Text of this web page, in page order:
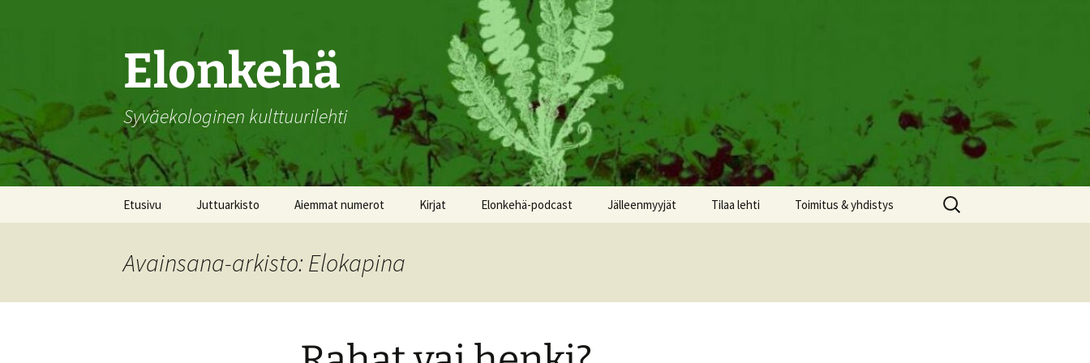
Elonkehä
Syväekologinen kulttuurilehti
Etusivu Juttuarkisto Aiemmat numerot
Vuosi 2023
Kirjat Elonkehä-podcast Jälleenmyyjät Tilaa lehti Toimitus & yhdistys
Haku:
Avainsana-arkisto: Elokapina